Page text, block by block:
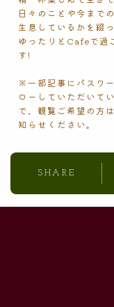
日々のことや今まで
生息しているかを綴
ゆったりとCafeで過
す!
※一部記事にパスワ
ローしていただいて
で、観覧ご希望の方
知らせください。
SHARE